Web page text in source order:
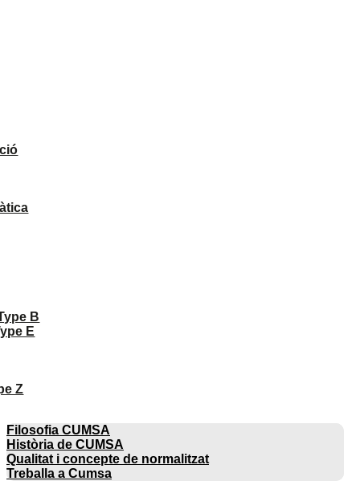
B
E
Z
Filosofia CUMSA
Història de CUMSA
Qualitat i concepte de normalitzat
Treballa a Cumsa